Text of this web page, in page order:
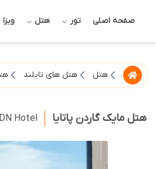
صفحه اصلی تور هتل ویزا
هتل هتل های تایلند
هتل مایک گاردن پاتایا Hotel